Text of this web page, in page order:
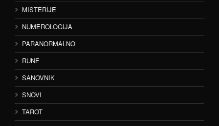
MISTERIJE
NUMEROLOGIJA
PARANORMALNO
RUNE
SANOVNIK
SNOVI
TAROT